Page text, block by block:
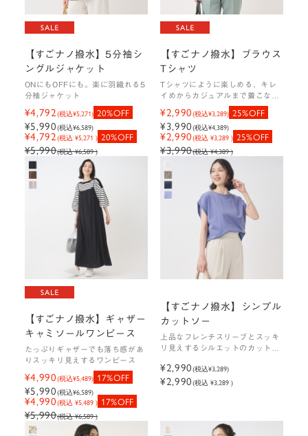
【すごナノ撥水】5分袖シ
ングルジャケット
ONにもOFFにも。楽に羽織れる5
分袖ジャケット
¥4,792(税込¥5,271) 20%OFF
¥5,990(税込¥6,589)
¥4,792(税込 ¥5,271 ) 20%OFF
¥5,990(税込 ¥6,589 )
【すごナノ撥水】ブラウス
Tシャツ
Tシャツにように楽しめる、キレ
イめからカジュアルまで着こなし
力抜群のブラウスTシャツ
¥2,990(税込¥3,289) 25%OFF
¥3,990(税込¥4,389)
¥2,990(税込 ¥3,289 ) 25%OFF
¥3,990(税込 ¥4,389 )
【すごナノ撥水】ギャザー
キャミソールワンピース
たっぷりギャザーでも落ち感があ
りスッキリ見えするワンピース
¥4,990(税込¥5,489) 17%OFF
¥5,990(税込¥6,589)
¥4,990(税込 ¥5,489 ) 17%OFF
¥5,990(税込 ¥6,589 )
【すごナノ撥水】シンプル
カットソー
上品なフレンチスリーブとスッキ
リ見えするシルエットのカットソ
¥2,990(税込¥3,289)
¥2,990(税込 ¥3,289 )